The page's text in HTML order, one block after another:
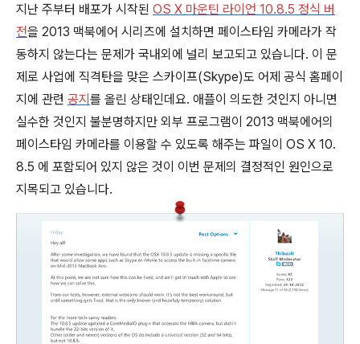
지난 주부터 배포가 시작된 OS X 마운틴 라이언 10.8.5 정식 버
전을 2013 맥북에어 시리즈에 설치하면 페이스타임 카메라가 작
동하지 않는다는 문제가 국내외에 널리 보고되고 있습니다. 이 문
제로 사업에 직격탄을 맞은 스카이프(Skype)도 어제 공식 홈페이
지에 관련 공지 를 올린 상태인데요. 애플이 의도한 것인지 아니면
실수한 것인지 불분명하지만 외부 프로그램이 2013 맥북에어의
페이스타임 카메라를 이용할 수 있도록 해주는 파일이 OS X 10.
8.5 에 포함되어 있지 않은 것이 이번 문제의 결정적인 원인으로
지목되고 있습니다.